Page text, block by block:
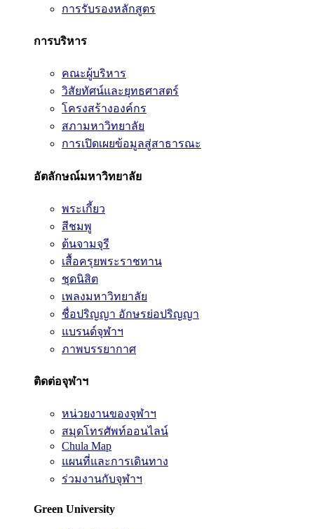
การรับรองหลักสูตร
การบริหาร
คณะผู้บริหาร
วิสัยทัศน์และยุทธศาสตร์
โครงสร้างองค์กร
สภามหาวิทยาลัย
การเปิดเผยข้อมูลสู่สาธารณะ
อัตลักษณ์มหาวิทยาลัย
พระเกี้ยว
สีชมพู
ต้นจามจุรี
เสื้อครุยพระราชทาน
ชุดนิสิต
เพลงมหาวิทยาลัย
ชื่อปริญญา อักษรย่อปริญญา
แบรนด์จุฬาฯ
ภาพบรรยากาศ
ติดต่อจุฬาฯ
หน่วยงานของจุฬาฯ
สมุดโทรศัพท์ออนไลน์
Chula Map
แผนที่และการเดินทาง
ร่วมงานกับจุฬาฯ
Green University